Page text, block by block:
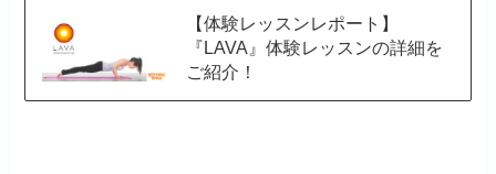
【体験レッスンレポート】
『LAVA』体験レッスンの詳細を
ご紹介！